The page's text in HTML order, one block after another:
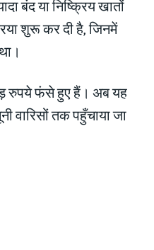
बंद या निष्क्रिय खातों
शुरू कर दी है, जिनमें
रुपये फंसे हुए हैं। अब यह
वारिसों तक पहुँचाया जा